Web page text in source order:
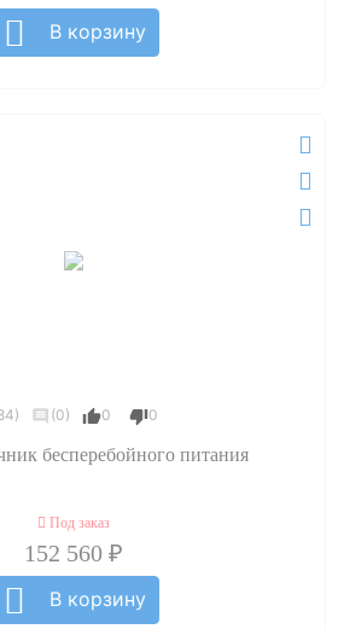
В корзину
(0) 0 0
бесперебойного питания
Под заказ
152 560 ₽
В корзину